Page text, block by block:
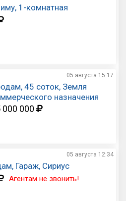
1-комнатная
45 соток, Земля
назначения
000 000
05 августа 15:17
Гараж, Сириус
Агентам не звонить!
05 августа 12:34